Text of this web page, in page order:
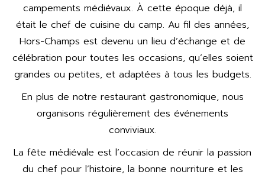
campements médiévaux. À cette époque déjà, il
était le chef de cuisine du camp. Au fil des années,
Hors-Champs est devenu un lieu d’échange et de
célébration pour toutes les occasions, qu’elles soient
grandes ou petites, et adaptées à tous les budgets.
En plus de notre restaurant gastronomique, nous
organisons régulièrement des événements
conviviaux.
La fête médiévale est l’occasion de réunir la passion
du chef pour l’histoire, la bonne nourriture et les